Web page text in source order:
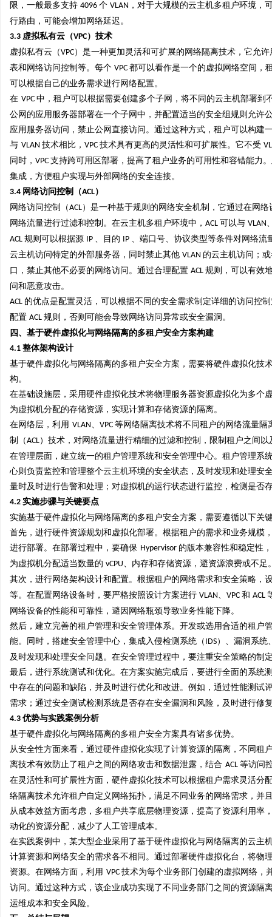
限，一般最多支持 4096 个 VLAN ，对于大规模的云主机多租户环境，
行路由，可能会增加网络延迟。
3.3 虚拟私有云（VPC）技术
虚拟私有云（VPC）是一种更加灵活和可扩展的网络隔离技术，它允
表和网络访问控制等。每个 VPC 都可以看作是一个的虚拟网络空间，
可以根据自己的业务需求进行网络配置。
在 VPC 中，租户可以根据需要创建多个子网，将不同的云主机部署
公网的应用服务器部署在一个子网中，并配置适当的安全组规则允
应用服务器访问，禁止公网直接访问。通过这种方式，租户可以构建
与 VLAN 技术相比， VPC 技术具有更高的灵活性和可扩展性。它不受
同时， VPC 支持跨可用区部署，提高了租户业务的可用性和容错能力
集成，方便租户实现与外部网络的安全连接。
3.4 网络访问控制（ACL）
网络访问控制（ACL）是一种基于规则的网络安全机制，它通过在网
网络流量进行过滤和控制。在云主机多租户环境中， ACL 可以与 VLAN
ACL 规则可以根据源 IP 、目的 IP 、端口号、协议类型等条件对网络
云主机访问特定的外部服务器，同时禁止其他 VLAN 的云主机访问；
口，禁止其他不必要的网络访问。通过合理配置 ACL 规则，可以有效
问和恶意攻击。
ACL 的优点是配置灵活，可以根据不同的安全需求制定详细的访问控
配置 ACL 规则，否则可能会导致网络访问异常或安全漏洞。
四、基于硬件虚拟化与网络隔离的多租户安全方案构建
4.1 整体架构设计
基于硬件虚拟化与网络隔离的多租户安全方案，需要将硬件虚拟化技
构。
在基础设施层，采用硬件虚拟化技术将物理服务器资源虚拟化为多
为虚拟机分配的存储资源，实现计算和存储资源的隔离。
在网络层，利用 VLAN、 VPC 等网络隔离技术将不同租户的网络流量
制（ACL）技术，对网络流量进行精细的过滤和控制，限制租户之间
在管理层面，建立统一的租户管理系统和安全管理中心。租户管理
心则负责监控和管理整个云主机环境的安全状态，及时发现和处理安
量时及时进行告警和处理；对虚拟机的运行状态进行监控，检测是否
4.2 实施步骤与关键要点
实施基于硬件虚拟化与网络隔离的多租户安全方案，需要遵循以下关
首先，进行硬件资源规划和虚拟化部署。根据租户的需求和业务规
进行部署。在部署过程中，要确保 Hypervisor 的版本兼容性和稳定性
为虚拟机分配适当数量的 vCPU、内存和存储资源，避资源浪费或不足
其次，进行网络架构设计和配置。根据租户的网络需求和安全策略，
等。在配置网络设备时，要严格按照设计方案进行 VLAN、 VPC 和 ACL
网络设备的性能和可靠性，避因网络瓶颈导致业务性能下降。
然后，建立完善的租户管理和安全管理体系。开发或选用合适的租
能。同时，搭建安全管理中心，集成入侵检测系统（ IDS）、漏洞系统
及时发现和处理安全问题。在安全管理过程中，要注重安全策略的制
最后，进行系统测试和优化。在方案实施完成后，要进行全面的系
中存在的问题和缺陷，并及时进行优化和改进。例如，通过性能测试
需求；通过安全测试检测系统是否存在安全漏洞和风险，及时进行修
4.3 优势与实践案例分析
基于硬件虚拟化与网络隔离的多租户安全方案具有诸多优势。
从安全性方面来看，通过硬件虚拟化实现了计算资源的隔离，不同
离技术有效防止了租户之间的网络攻击和数据泄露，结合 ACL 等访问
在灵活性和可扩展性方面，硬件虚拟化技术可以根据租户需求灵活分
络隔离技术允许租户自定义网络拓扑，满足不同业务的网络需求，并
从成本效益方面考虑，多租户共享底层物理资源，提高了资源利用
动化的资源分配，减少了人工管理成本。
在实践案例中，某大型企业采用了基于硬件虚拟化与网络隔离的云
计算资源和网络安全的需求各不相同。通过部署硬件虚拟化台，将
资源。在网络方面，利用 VPC 技术为每个业务部门创建的虚拟网络，
访问。通过这种方式，该企业成功实现了不同业务部门之间的资源隔
运维成本和安全风险。